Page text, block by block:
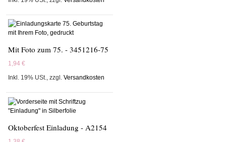
Mit Foto zum 75. - 3451216-75
1,94 €
Inkl. 19% USt.,zzgl.Versandkosten
Oktoberfest Einladung - A2154